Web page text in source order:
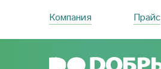
Компания Прайс